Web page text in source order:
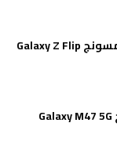
جميع مواصفات هاتف سامسونج Galaxy Z Flip
مواصفات هاتف سامسونج Galaxy M47 5G